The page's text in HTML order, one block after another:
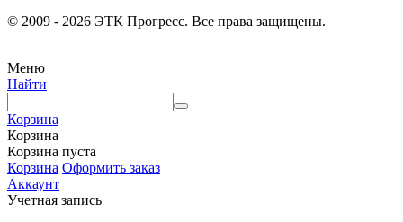
© 2009 - 2026 ЭТК Прогресс. Все права защищены.
Меню
Найти
Корзина
Корзина
Корзина пуста
Корзина Оформить заказ
Аккаунт
Учетная запись